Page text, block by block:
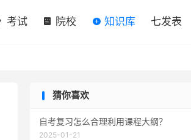
考试 院校 知识库 七发表
猜你喜欢
自考复习怎么合理利用课程大纲？
2025-01-21